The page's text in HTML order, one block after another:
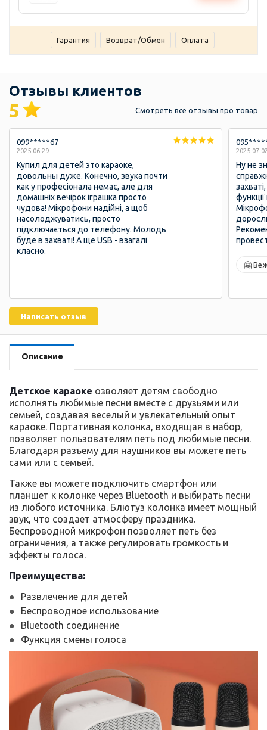
Гарантия Возврат/Обмен Оплата
Отзывы клиентов
5 Смотреть все отзывы про товар
099*****67
2025-06-29
Купил для детей это караоке,
довольны дуже. Конечно, звука почти
как у професіонала немає, але для
домашніх вечірок іграшка просто
чудова! Мікрофони надійні, а щоб
насолоджуватись, просто
підключається до телефону. Молодь
буде в захваті! А ще USB - взагалі
класно.
2025-07-
Ну не
🤗
Написать отзыв
Описание
Детское караоке озволяет детям свободно
исполнять любимые песни вместе с друзьями или
семьей, создавая веселый и увлекательный опыт
караоке. Портативная колонка, входящая в набор,
позволяет пользователям петь под любимые песни.
Благодаря разъему для наушников вы можете петь
сами или с семьей.
Также вы можете подключить смартфон или
планшет к колонке через Bluetooth и выбирать песни
из любого источника. Блютуз колонка имеет мощный
звук, что создает атмосферу праздника.
Беспроводной микрофон позволяет петь без
ограничения, а также регулировать громкость и
эффекты голоса.
Преимущества:
Развлечение для детей
Беспроводное использование
Bluetooth соединение
Функция смены голоса